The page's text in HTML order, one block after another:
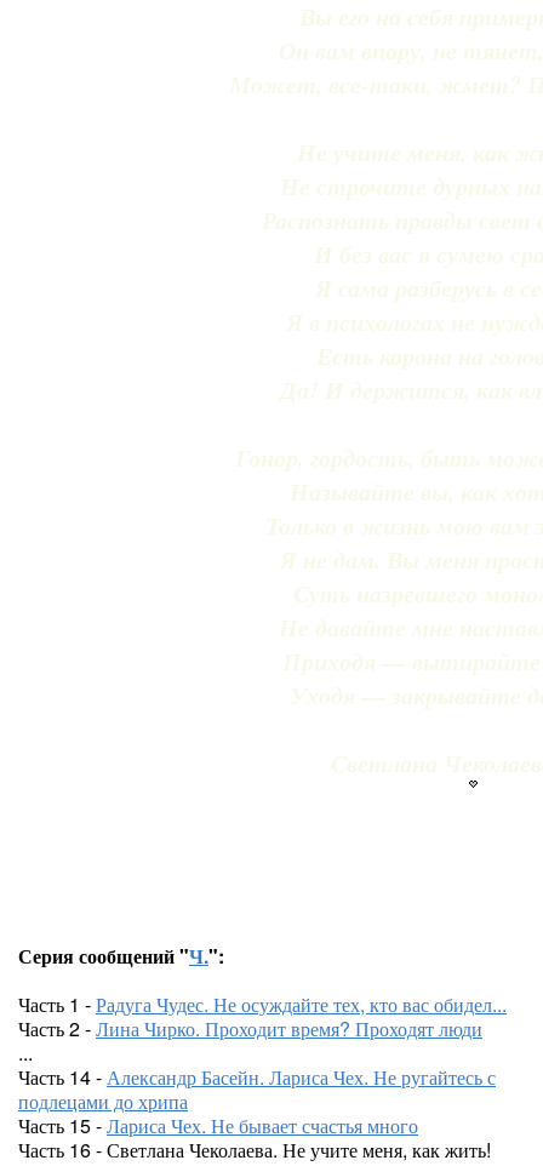
Серия сообщений "Ч.":
Часть 1 -Радуга Чудес. Не осуждайте тех, кто вас обидел...
Часть 2 -Лина Чирко. Проходит время? Проходят люди
...
Часть 14 -Александр Басейн. Лариса Чех. Не ругайтесь с
подлецами до хрипа
Часть 15 -Лариса Чех. Не бывает счастья много
Часть 16 - Светлана Чеколаева. Не учите меня, как жить!